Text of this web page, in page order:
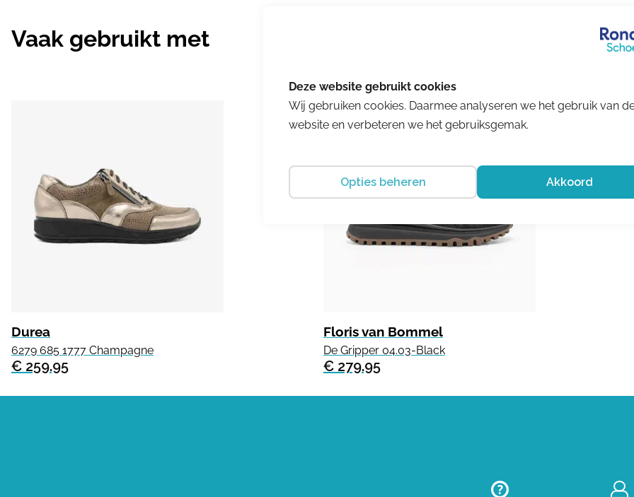
Vaak gebruikt met
Durea
6279 685 1777 Champagne
€ 259.95
Floris van Bommel
De Gripper 04.03-Black
€ 279.95
Wij gebruiken cookies. Daarmee analyseren we het gebruik van
website en verbeteren we het gebruiksgemak.
Opties beheren Akkoord